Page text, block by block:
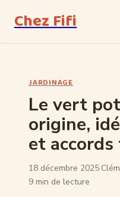
Chez Fifi
Bricolage
Jardinage
JARDINAGE
Le vert
origine,
et
18 décembre 2025·
9 min de lecture